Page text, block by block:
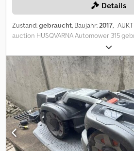
Details
Zustand:gebraucht, Baujahr:2017, -
auction HUSQVARNA Automower 315
Mähroboter Baujahr: 2017
Aezqpvtsg Toa Ladestation Auf diese
Online bieten Der Startpreis beträgt
Registrieren Sie sich kostenlos und
zur Auktion: ----- ----- Exciting Online
NOW! ab-auction
Verkauf erfolgt gemäß §25a UstG –
Mehrwertsteuer nicht ausweisbar.